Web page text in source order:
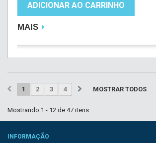
ADICIONAR AO CARRINHO
MAIS
MOSTRAR TODOS
1 2 3 4
Mostrando 1 - 12 de 47 itens
INFORMAÇÃO